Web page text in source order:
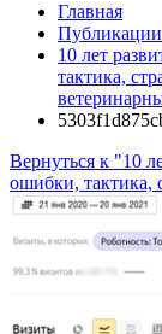
Главная
Публикации
10 лет
тактика,
Вернуться к "10
ошибки, тактика,